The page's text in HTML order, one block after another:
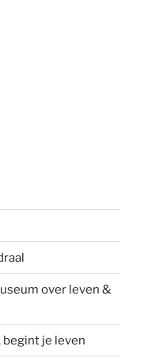
over leven &
begint je leven